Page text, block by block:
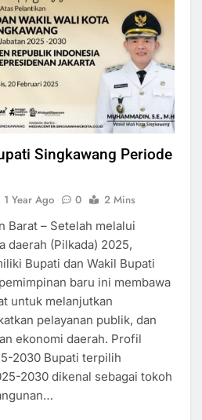
Singkawang Periode
1 Year Ago 0
2 Mins
Barat – Setelah melalui
daerah (Pilkada) 2025,
Bupati dan Wakil Bupati
baru ini membawa
untuk melanjutkan
pelayanan publik, dan
ekonomi daerah. Profil
2030 Bupati terpilih
2030 dikenal sebagai tokoh